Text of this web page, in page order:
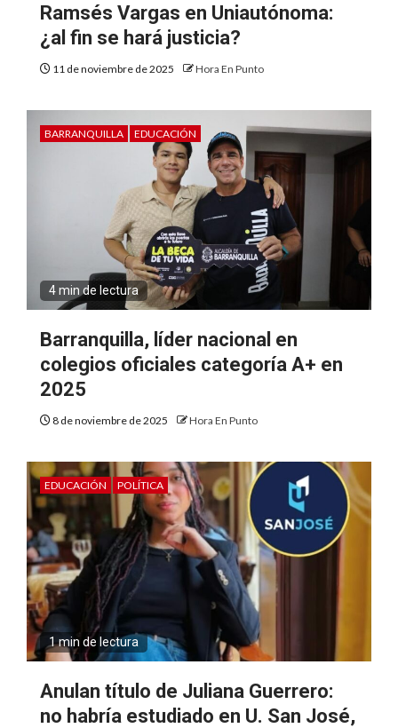
Ramsés Vargas en Uniautónoma:
¿al fin se hará justicia?
11 de noviembre de 2025 Hora En Punto
BARRANQUILLA EDUCACIÓN
4 min de lectura
Barranquilla, líder nacional en
colegios oficiales categoría A+ en
2025
8 de noviembre de 2025 Hora En Punto
EDUCACIÓN POLÍTICA
1 min de lectura
Anulan título de Juliana Guerrero:
no habría estudiado en U. San José,